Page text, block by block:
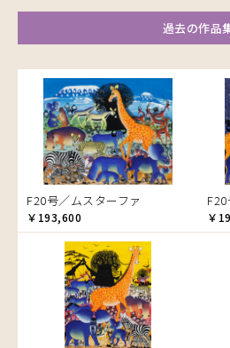
朝焼け
家
イノシシ
イボイノシシ
イルカ
インパラ
うさぎ
お祭り
音楽
カエル
かくれんぼ
家族-親子
カシューナッツの木
～￥10,000
￥30,001～40,000
￥40,001～60,000
￥60,001～80,000
￥80,001～100,000
￥100,001～
Artist
ア行
アウスィー
アキリ
アグネス
アジャバ
アダム
アダムス
アパイ
アバス
アブー
アブダラ
アマニ
カ行
カケパ
カッシム
ガヨ
カンビリ
ゴッドフレイ
コルンバ
サ行
サイディ
ザチ
サビティ
サランゲ
サンデイ
サンデイビッタ
シャハ
シャバーニ
ジャリブーニ
タ行
チャド
チャリンダ
チワヤ
ドゥケ
ドサ
ナ行
ナココ
ハ行
ハッサーニ
ベッカー
ブッシーリ
マ行
マウラーナ
マトゥカ
マジドゥ
マブサ
マリキータ
ヤ行
ヤッスィーニ（ヤッスィン）
ヤフィドゥ
ラシッド.ムズグノ
ラシディ
ルーカス
Size
F3号
F4号
F8号
F12号
F20号
規格外S
規格外M
規格外L
Frame
木枠張り／パネル
アートフレーム
過去の作品
F20号／ムスターファ
￥193,600 ￥